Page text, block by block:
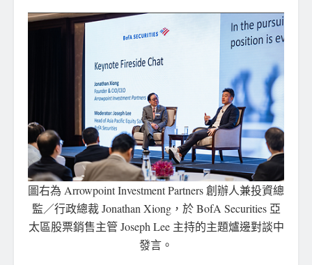
圖右為 Arrowpoint Investment Partners 創辦人兼投資總
監／行政總裁 Jonathan Xiong，於 BofA Securities 亞
太區股票銷售主管 Joseph Lee 主持的主題爐邊對談中
發言。